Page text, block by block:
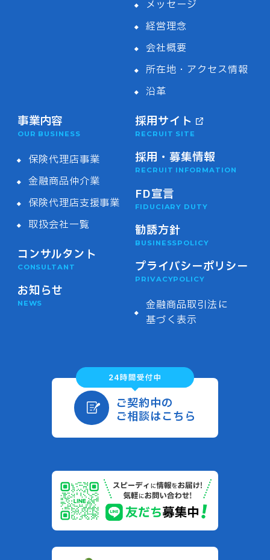
メッセージ
経営理念
会社概要
所在地・アクセス情報
沿革
事業内容
OUR BUSINESS
保険代理店事業
金融商品仲介業
保険代理店支援事業
取扱会社一覧
コンサルタント
CONSULTANT
お知らせ
NEWS
採用サイト
RECRUIT SITE
採用・募集情報
RECRUIT INFORMATION
FD宣言
FIDUCIARY DUTY
勧誘方針
BUSINESSPOLICY
プライバシーポリシー
PRIVACYPOLICY
金融商品取引法に
基づく表示
ご契約中の
ご相談はこちら